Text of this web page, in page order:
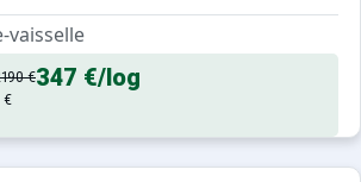
:Confortable et tout équipé.
vaisselle
€347 €/log
€